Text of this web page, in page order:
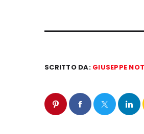
SCRITTO DA: GIUSEPPE